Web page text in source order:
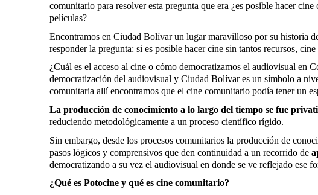
comunitario para resolver esta pregunta que era ¿es posible hacer
películas?
Encontramos en Ciudad Bolívar un lugar maravilloso por su historia
responder la pregunta: si es posible hacer cine sin tantos recursos,
¿Cuál es el acceso al cine o cómo democratizamos el audiovisual en
democratización del audiovisual y Ciudad Bolívar es un símbolo a
comunitaria allí encontramos que el cine comunitario podía tener un
La producción de conocimiento a lo largo del tiempo se fue
reduciendo metodológicamente a un proceso científico rígido.
Sin embargo, desde los procesos comunitarios la producción de
pasos lógicos y comprensivos que den continuidad a un recorrido de
democratizando a su vez el audiovisual en donde se ve reflejado ese
¿Qué es Potocine y qué es cine comunitario?